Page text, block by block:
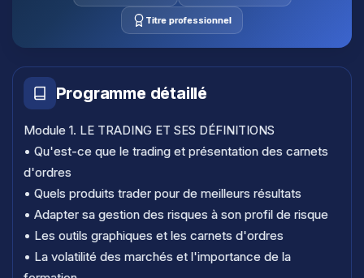
Titre professionnel
Programme détaillé
Module 1. LE TRADING ET SES DÉFINITIONS
• Qu'est-ce que le trading et présentation des carnets
d'ordres
• Quels produits trader pour de meilleurs résultats
• Adapter sa gestion des risques à son profil de risque
• Les outils graphiques et les carnets d'ordres
• La volatilité des marchés et l'importance de la